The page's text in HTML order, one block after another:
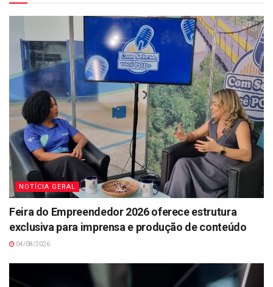
NOTÍCIA GERAL
Feira do Empreendedor 2026 oferece estrutura
exclusiva para imprensa e produção de conteúdo
04/08/2026